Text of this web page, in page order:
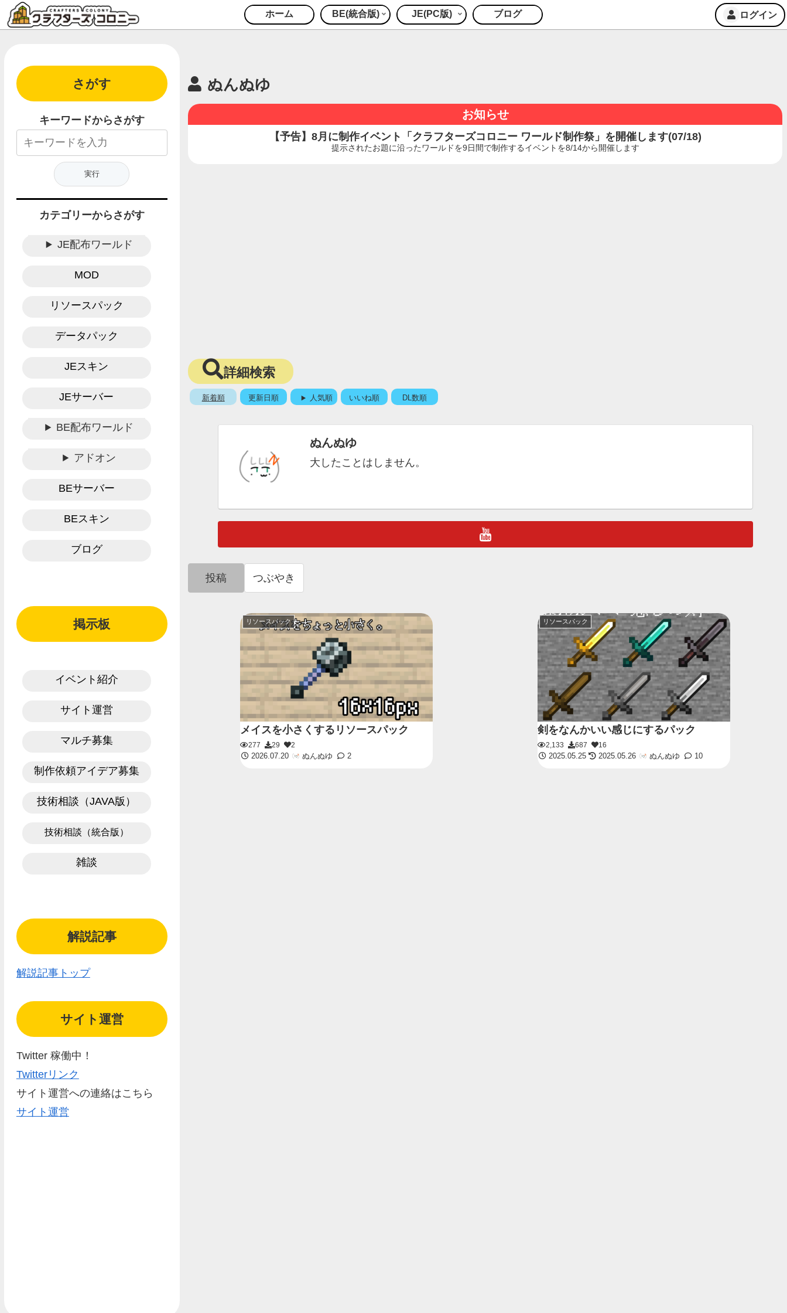
ホーム BE(統合版) JE(PC版) ブログ ログイン
ぬんぬゆ
お知らせ
【予告】8月に制作イベント「クラフターズコロニー ワールド制作祭」を開催します(07/18)
提示されたお題に沿ったワールドを9日間で制作するイベントを8/14から開催します
詳細検索
新着順 更新日順 人気順 いいね順 DL数順
ぬんぬゆ
大したことはしません。
投稿 つぶやき
リソースパック
メイスを小さくするリソースパック
277 29
2
2026.07.20
ぬんぬゆ 2
リソースパック
剣をなんかいい感じにするパック
2,133 687
16
2025.05.25
2025.05.26 ぬんぬゆ 10
さがす
キーワードからさがす
カテゴリーからさがす
JE配布ワールド
MOD
リソースパック
データパック
JEスキン
JEサーバー
BE配布ワールド
アドオン
BEサーバー
BEスキン
ブログ
掲示板
イベント紹介
サイト運営
マルチ募集
制作依頼アイデア募集
技術相談（JAVA版）
技術相談（統合版）
雑談
解説記事
解説記事トップ
サイト運営
Twitter 稼働中！
Twitterリンク
サイト運営への連絡はこちら
サイト運営